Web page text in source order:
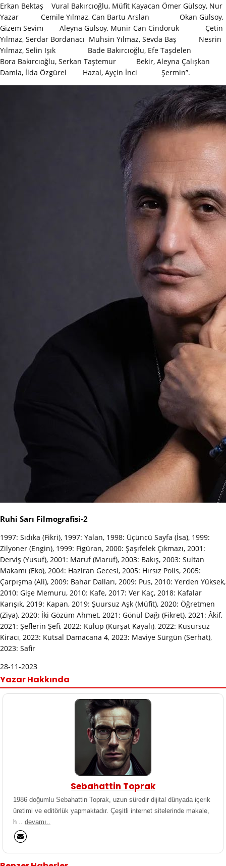
Erkan Bektaş Vural Bakırcıoğlu, Müfit Kayacan Ömer Gülsoy, Nur
Yazar Cemile Yılmaz, Can Bartu Arslan Okan Gülsoy,
Gizem Sevim Aleyna Gülsoy, Münir Can Cindoruk Çetin
Yılmaz, Serdar Bordanacı Muhsin Yılmaz, Sevda Baş Nesrin
Yılmaz, Selin Işık Bade Bakırcıoğlu, Efe Taşdelen
Bora Bakırcıoğlu, Serkan Taştemur Bekir, Aleyna Çalışkan
Damla, İlda Özgürel Hazal, Ayçin İnci Şermin”.
Ruhi Sarı Filmografisi-2
1997: Sıdıka (Fikri), 1997: Yalan, 1998: Üçüncü Sayfa (İsa), 1999:
Zilyoner (Engin), 1999: Figüran, 2000: Şaşıfelek Çıkmazı, 2001:
Derviş (Yusuf), 2001: Maruf (Maruf), 2003: Bakış, 2003: Sultan
Makamı (Eko), 2004: Haziran Gecesi, 2005: Hırsız Polis, 2005:
Çarpışma (Ali), 2009: Bahar Dalları, 2009: Pus, 2010: Yerden Yüksek,
2010: Gişe Memuru, 2010: Kafe, 2017: Ver Kaç, 2018: Kafalar
Karışık, 2019: Kapan, 2019: Şuursuz Aşk (Müfit), 2020: Öğretmen
(Ziya), 2020: İki Gözüm Ahmet, 2021: Gönül Dağı (Fikret), 2021: Âkif,
2021: Şeflerin Şefi, 2022: Kulüp (Kürşat Kayalı), 2022: Kusursuz
Kiracı, 2023: Kutsal Damacana 4, 2023: Maviye Sürgün (Serhat),
2023: Safir
28-11-2023
Yazar Hakkında
Sebahattin Toprak
1986 doğumlu Sebahattin Toprak, uzun süredir dijital dünyada içerik
üretimi ve editörlük yapmaktadır. Çeşitli internet sitelerinde makale,
h .. devamı..